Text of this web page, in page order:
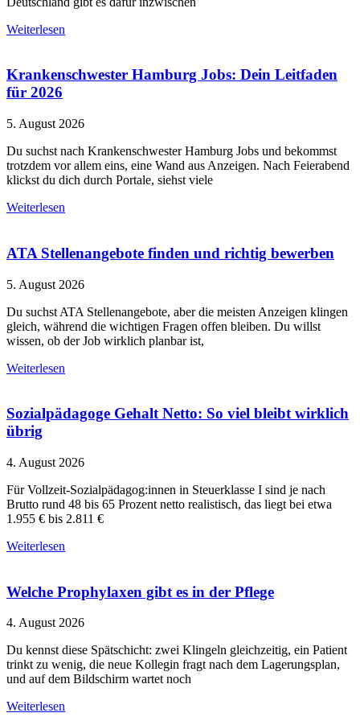
Weiterlesen
Krankenschwester Hamburg Jobs: Dein Leitfaden
für 2026
5. August 2026
Du suchst nach Krankenschwester Hamburg Jobs und bekommst
trotzdem vor allem eins, eine Wand aus Anzeigen. Nach Feierabend
klickst du dich durch Portale, siehst viele
Weiterlesen
ATA Stellenangebote finden und richtig bewerben
5. August 2026
Du suchst ATA Stellenangebote, aber die meisten Anzeigen klingen
gleich, während die wichtigen Fragen offen bleiben. Du willst
wissen, ob der Job wirklich planbar ist,
Weiterlesen
Sozialpädagoge Gehalt Netto: So viel bleibt wirklich
übrig
4. August 2026
Für Vollzeit-Sozialpädagog:innen in Steuerklasse I sind je nach
Brutto rund 48 bis 65 Prozent netto realistisch, das liegt bei etwa
1.955 € bis 2.811 €
Weiterlesen
Welche Prophylaxen gibt es in der Pflege
4. August 2026
Du kennst diese Spätschicht: zwei Klingeln gleichzeitig, ein Patient
trinkt zu wenig, die neue Kollegin fragt nach dem Lagerungsplan,
und auf dem Bildschirm wartet noch
Weiterlesen